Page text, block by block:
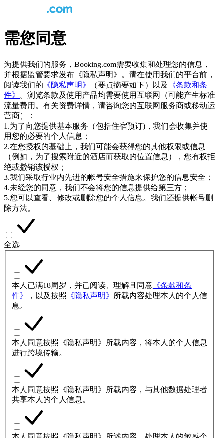
需您同意
为提供我们的服务，Booking.com需要收集和处理您的信息，
并根据监管要求发布《隐私声明》。请在使用我们的平台前，
阅读我们的 《隐私声明》 （要点摘要如下）以及
《条款和条
件》
。浏览条款及使用产品均需要使用互联网（可能产生标准
流量费用。有关资费详情，请咨询您的互联网服务商或移动运
营商）：
1.为了向您提供基本服务（包括住宿预订)，我们会收集并使
用您的必要的个人信息；
2.在您授权的基础上，我们可能会获得您的其他权限或信息
（例如，为了搜索附近的酒店而获取的位置信息），您有权拒
绝或撤销该授权；
3.我们采取行业内先进的帐号安全措施来保护您的信息安全；
4.未经您的同意，我们不会将您的信息提供给第三方；
5.您可以查看、修改或删除您的个人信息。我们还提供帐号删
除方法。
全选
本人已满18周岁，并已阅读、理解且同意 《条款和条
件》
，以及按照 《隐私声明》
所载内容处理本人的个人信
息。
本人同意按照《隐私声明》所载内容，将本人的个人信息
进行跨境传输。
本人同意按照《隐私声明》所载内容，与其他数据处理者
共享本人的个人信息。
本人同意按照《隐私声明》所述内容，处理本人的敏感个